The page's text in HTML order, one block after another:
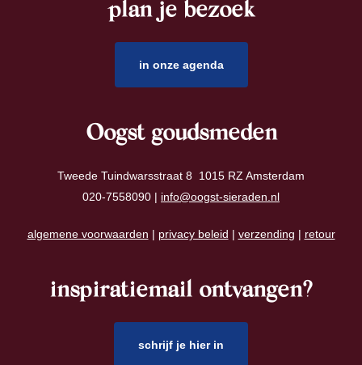
plan je bezoek
in onze agenda
Oogst goudsmeden
Tweede Tuindwarsstraat 8 1015 RZ Amsterdam
020-7558090 | info@oogst-sieraden.nl
algemene voorwaarden | privacy beleid | verzending | retour
inspiratiemail ontvangen?
schrijf je hier in